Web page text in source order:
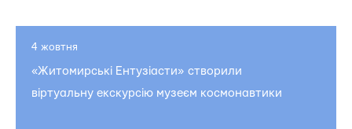
4 жовтня
«Житомирські Ентузіасти» створили
віртуальну екскурсію музеєм космонавтики